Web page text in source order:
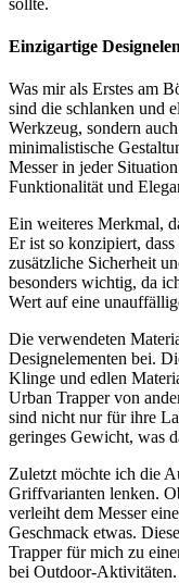
Einzigartige
Was mir als Erstes am
sind die schlanken und
Werkzeug, sondern
minimalistische
Messer in jeder
Funktionalität und
Ein weiteres Merkmal,
Er ist so konzipiert,
zusätzliche Sicherheit
besonders wichtig, da
Wert auf eine
Die verwendeten
Designelementen bei.
Klinge und edlen
Urban Trapper von
sind nicht nur für ihre
geringes Gewicht, was
Zuletzt möchte ich die
Griffvarianten lenken.
verleiht dem Messer
Geschmack etwas.
Trapper für mich zu
bei Outdoor-Aktivitäten.